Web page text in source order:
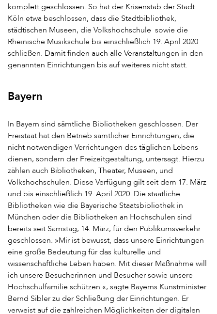
komplett geschlossen. So hat der Krisenstab der Stadt
Köln etwa beschlossen, dass die Stadtbibliothek,
städtischen Museen, die Volkshochschule sowie die
Rheinische Musikschule bis einschließlich 19. April 2020
schließen. Damit finden auch alle Veranstaltungen in den
genannten Einrichtungen bis auf weiteres nicht statt.
Bayern
In Bayern sind sämtliche Bibliotheken geschlossen. Der
Freistaat hat den Betrieb sämtlicher Einrichtungen, die
nicht notwendigen Verrichtungen des täglichen Lebens
dienen, sondern der Freizeitgestaltung, untersagt. Hierzu
zählen auch Bibliotheken, Theater, Museen, und
Volkshochschulen. Diese Verfügung gilt seit dem 17. März
und bis einschließlich 19. April 2020. Die staatliche
Bibliotheken wie die Bayerische Staatsbibliothek in
München oder die Bibliotheken an Hochschulen sind
bereits seit Samstag, 14. März, für den Publikumsverkehr
geschlossen. »Mir ist bewusst, dass unsere Einrichtungen
eine große Bedeutung für das kulturelle und
wissenschaftliche Leben haben. Mit dieser Maßnahme will
ich unsere Besucherinnen und Besucher sowie unsere
Hochschulfamilie schützen «, sagte Bayerns Kunstminister
Bernd Sibler zu der Schließung der Einrichtungen. Er
verweist auf die zahlreichen Möglichkeiten der digitalen